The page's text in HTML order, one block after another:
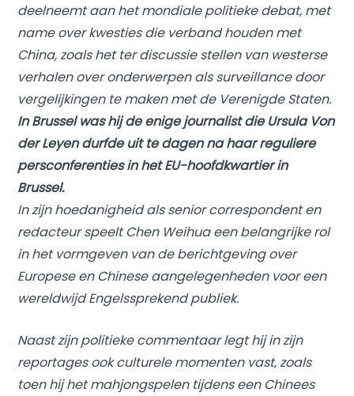
deelneemt aan het mondiale politieke debat, met
name over kwesties die verband houden met
China, zoals het ter discussie stellen van westerse
verhalen over onderwerpen als surveillance door
vergelijkingen te maken met de Verenigde Staten.
In Brussel was hij de enige journalist die Ursula Von
der Leyen durfde uit te dagen na haar reguliere
persconferenties in het EU-hoofdkwartier in
Brussel.
In zijn hoedanigheid als senior correspondent en
redacteur speelt Chen Weihua een belangrijke rol
in het vormgeven van de berichtgeving over
Europese en Chinese aangelegenheden voor een
wereldwijd Engelssprekend publiek.
Naast zijn politieke commentaar legt hij in zijn
reportages ook culturele momenten vast, zoals
toen hij het mahjongspelen tijdens een Chinees